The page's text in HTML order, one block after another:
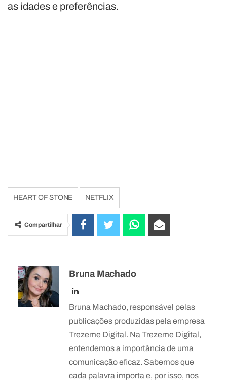
as idades e preferências.
HEART OF STONE NETFLIX
Compartilhar
Bruna Machado
Bruna Machado, responsável pelas
publicações produzidas pela empresa
Trezeme Digital. Na Trezeme Digital,
entendemos a importância de uma
comunicação eficaz. Sabemos que
cada palavra importa e, por isso, nos